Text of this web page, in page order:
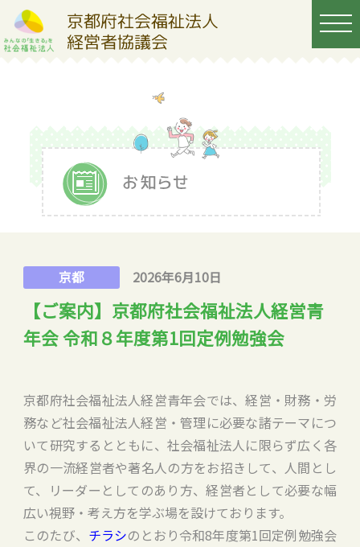
京都 2026年6月10日
【ご案内】京都府社会福祉法人経営青
年会 令和８年度第1回定例勉強会
京都府社会福祉法人経営青年会では、経営・財務・労
務など社会福祉法人経営・管理に必要な諸テーマにつ
いて研究するとともに、社会福祉法人に限らず広く各
界の一流経営者や著名人の方をお招きして、人間とし
て、リーダーとしてのあり方、経営者として必要な幅
広い視野・考え方を学ぶ場を設けております。
このたび、 チラシのとおり令和8年度第1回定例勉強会